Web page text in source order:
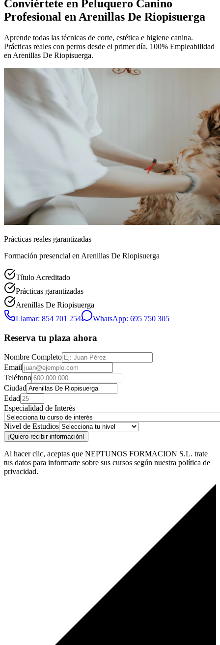
Conviértete en Peluquero Canino
Profesional en Arenillas De Riopisuerga
Aprende todas las técnicas de corte, estética e higiene canina.
Prácticas reales con perros desde el primer día. 100% Empleabilidad
en Arenillas De Riopisuerga.
Prácticas reales garantizadas
Formación presencial en Arenillas De Riopisuerga
Título Acreditado
Prácticas garantizadas
Arenillas De Riopisuerga
Llamar: 854 701 254
WhatsApp: 695 750 305
Reserva tu plaza ahora
Nombre Completo
Email
Teléfono
Ciudad
Edad
Especialidad de Interés
Nivel de Estudios
¡Quiero recibir información!
Al hacer clic, aceptas que NEPTUNOS FORMACION S.L. trate
tus datos para informarte sobre sus cursos según nuestra política de
privacidad.